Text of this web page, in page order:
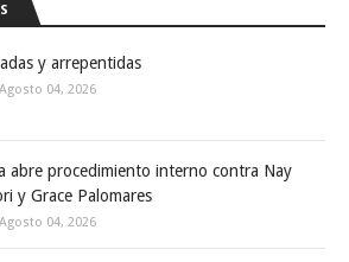
y arrepentidas
04, 2026
abre procedimiento interno contra Nay
y Grace Palomares
04, 2026